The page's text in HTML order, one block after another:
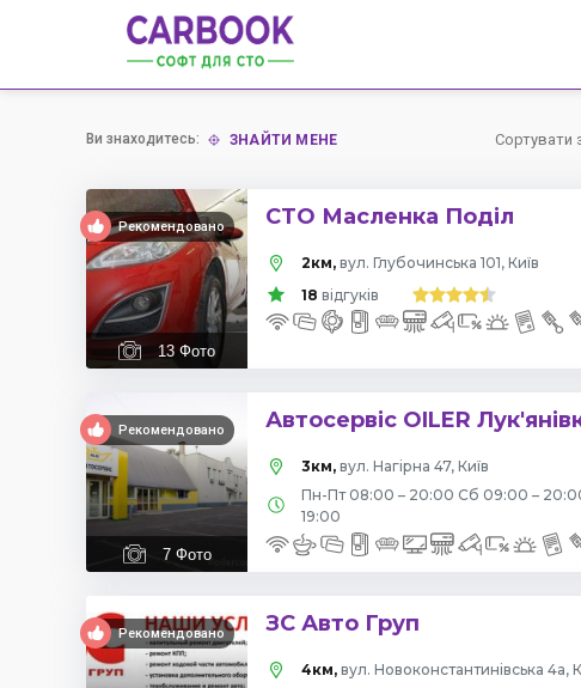
Ви знаходитесь: ЗНАЙТИ МЕНЕ Сортувати
Рекомендовано
13 Фото
СТО Масленка Поділ
2км, вул. Глубочинська 101, Київ
18 відгуків
Рекомендовано
7 Фото
Автосервіс OILER
3км, вул. Нагірна 47, Київ
Пн-Пт 08:00 – 20:00 Сб 09:00 –
19:00
Рекомендовано ЗС Авто Груп
4км, вул. Новоконстантинівська 4а,